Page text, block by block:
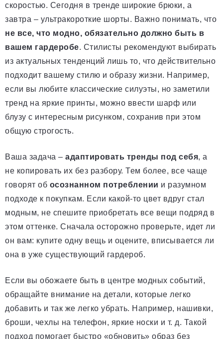
скоростью. Сегодня в тренде широкие брюки, а
завтра – ультракороткие шорты. Важно понимать, что
не все, что модно, обязательно должно быть в
вашем гардеробе. Стилисты рекомендуют выбирать
из актуальных тенденций лишь то, что действительно
подходит вашему стилю и образу жизни. Например,
если вы любите классические силуэты, но заметили
тренд на яркие принты, можно ввести шарф или
блузу с интересным рисунком, сохранив при этом
общую строгость.
Ваша задача – адаптировать тренды под себя, а
не копировать их без разбору. Тем более, все чаще
говорят об осознанном потреблении и разумном
подходе к покупкам. Если какой-то цвет вдруг стал
модным, не спешите приобретать все вещи подряд в
этом оттенке. Сначала осторожно проверьте, идет ли
он вам: купите одну вещь и оцените, вписывается ли
она в уже существующий гардероб.
Если вы обожаете быть в центре модных событий,
обращайте внимание на детали, которые легко
добавить и так же легко убрать. Например, нашивки,
броши, чехлы на телефон, яркие носки и т. д. Такой
подход помогает быстро «обновить» образ без